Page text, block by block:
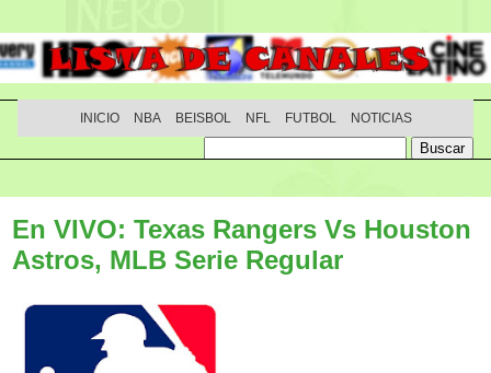
INICIO NBA BEISBOL NFL FUTBOL NOTICIAS
En VIVO: Texas Rangers Vs Houston
Astros, MLB Serie Regular